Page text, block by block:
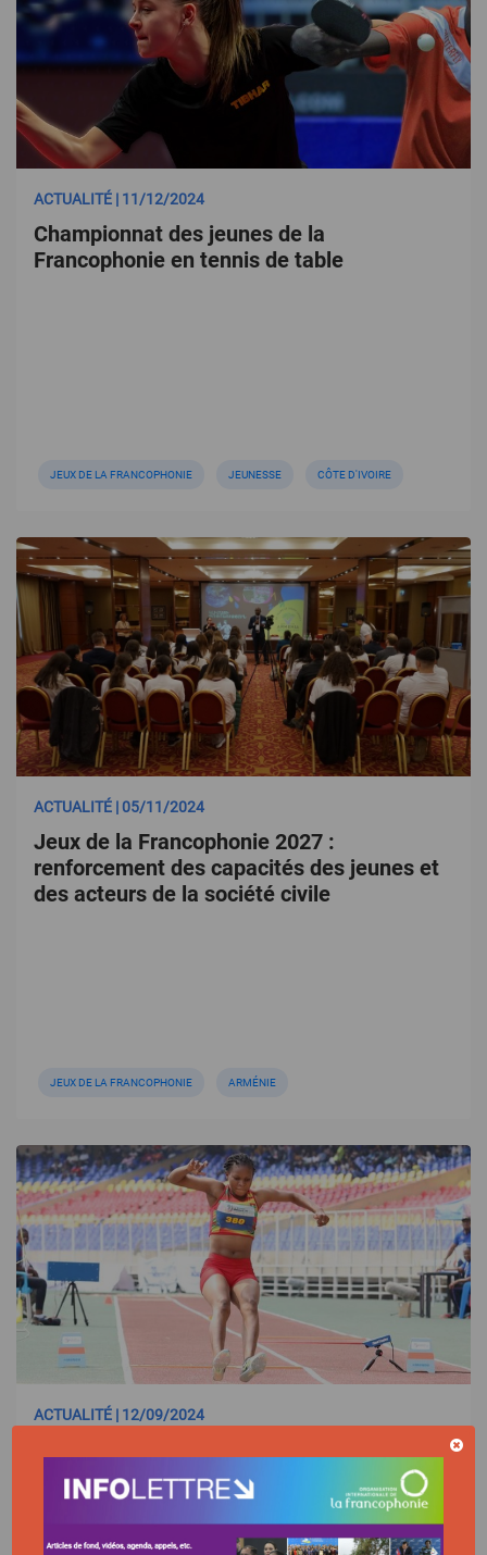
ACTUALITÉ | 11/12/2024
Championnat des jeunes de la
Francophonie en tennis de table
JEUX DE LA FRANCOPHONIE JEUNESSE CÔTE D'IVOIRE
ACTUALITÉ | 05/11/2024
Jeux de la Francophonie 2027 :
renforcement des capacités des jeunes et
des acteurs de la société civile
JEUX DE LA FRANCOPHONIE ARMÉNIE
ACTUALITÉ | 12/09/2024
Francophonie - Erevan 2027